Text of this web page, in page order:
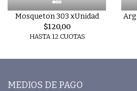
Mosqueton 303 xUnidad
$120,00
HASTA 12 CUOTAS
MEDIOS DE PAGO